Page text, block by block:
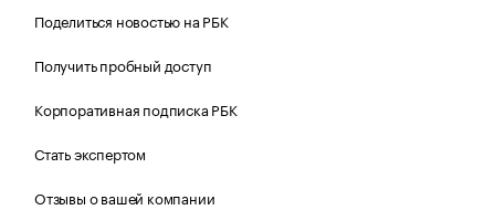
Поделиться новостью на РБК
Получить пробный доступ
Корпоративная подписка РБК
Стать экспертом
Отзывы о вашей компании